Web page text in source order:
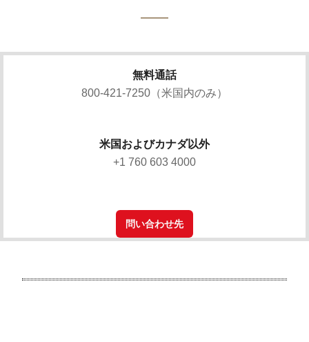
無料通話
800-421-7250（米国内のみ）
米国およびカナダ以外
+1 760 603 4000
問い合わせ先